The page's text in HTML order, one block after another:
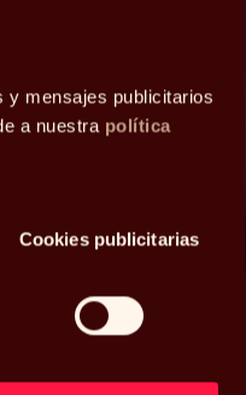
y mensajes publicitarios
a nuestra política
Cookies publicitarias